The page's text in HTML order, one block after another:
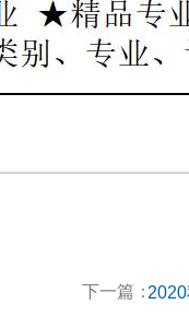
下一篇：